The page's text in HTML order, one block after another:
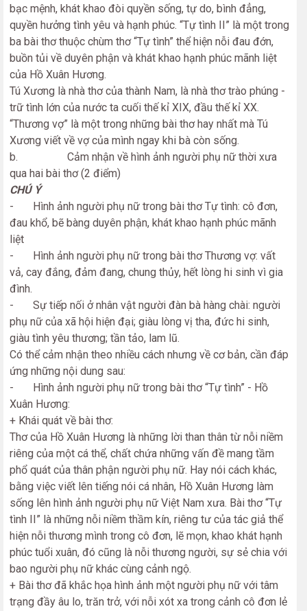
bạc mệnh, khát khao đòi quyền sống, tự do, bình đẳng,
quyền hưởng tình yêu và hạnh phúc. “Tự tình II” là một trong
ba bài thơ thuộc chùm thơ “Tự tình” thể hiện nỗi đau đớn,
buồn tủi về duyên phận và khát khao hạnh phúc mãnh liệt
của Hồ Xuân Hương.
Tú Xương là nhà thơ của thành Nam, là nhà thơ trào phúng -
trữ tình lớn của nước ta cuối thế kỉ XIX, đầu thế kỉ XX.
“Thương vợ” là một trong những bài thơ hay nhất mà Tú
Xương viết về vợ của mình ngay khi bà còn sống.
b. Cảm nhận về hình ảnh người phụ nữ thời xưa
qua hai bài thơ (2 điểm)
CHÚ Ý
- Hình ảnh người phụ nữ trong bài thơ Tự tình: cô đơn,
đau khổ, bẽ bàng duyên phận, khát khao hạnh phúc mãnh
liệt
- Hình ảnh người phụ nữ trong bài thơ Thương vợ: vất
vả, cay đắng, đảm đang, chung thủy, hết lòng hi sinh vì gia
đình.
- Sự tiếp nối ở nhân vật người đàn bà hàng chài: người
phụ nữ của xã hội hiện đại; giàu lòng vị tha, đức hi sinh,
giàu tình yêu thương; tần tảo, lam lũ.
Có thể cảm nhận theo nhiều cách nhưng về cơ bản, cần đáp
ứng những nội dung sau:
- Hình ảnh người phụ nữ trong bài thơ “Tự tình” - Hồ
Xuân Hương:
+ Khái quát về bài thơ:
Thơ của Hồ Xuân Hương là những lời than thân từ nỗi niềm
riêng của một cá thể, chất chứa những vấn đề mang tầm
phổ quát của thân phận người phụ nữ. Hay nói cách khác,
bằng việc viết lên tiếng nói cá nhân, Hồ Xuân Hương làm
sống lên hình ảnh người phụ nữ Việt Nam xưa. Bài thơ “Tự
tình II” là những nỗi niềm thầm kín, riêng tư của tác giả thể
hiện nỗi thương mình trong cô đơn, lẽ mọn, khao khát hạnh
phúc tuổi xuân, đó cũng là nỗi thương người, sự sẻ chia với
bao người phụ nữ khác cùng cảnh ngộ.
+ Bài thơ đã khắc họa hình ảnh một người phụ nữ với tâm
trạng đầy âu lo, trăn trở, với nỗi xót xa trong cảnh cô đơn lẻ